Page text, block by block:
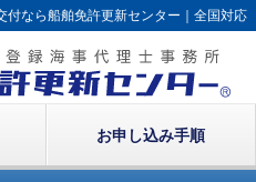
付なら船舶免許更新センター｜全国対応
お申し込み手順